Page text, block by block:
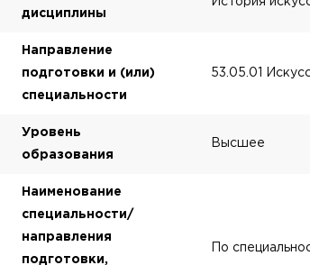
дисциплины
Направление
подготовки и (или)
специальности
53.05.01
Уровень
образования
Высшее
Наименование
специальности/
направления
подготовки,
По